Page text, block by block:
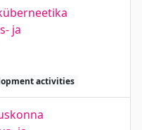
ja
activities